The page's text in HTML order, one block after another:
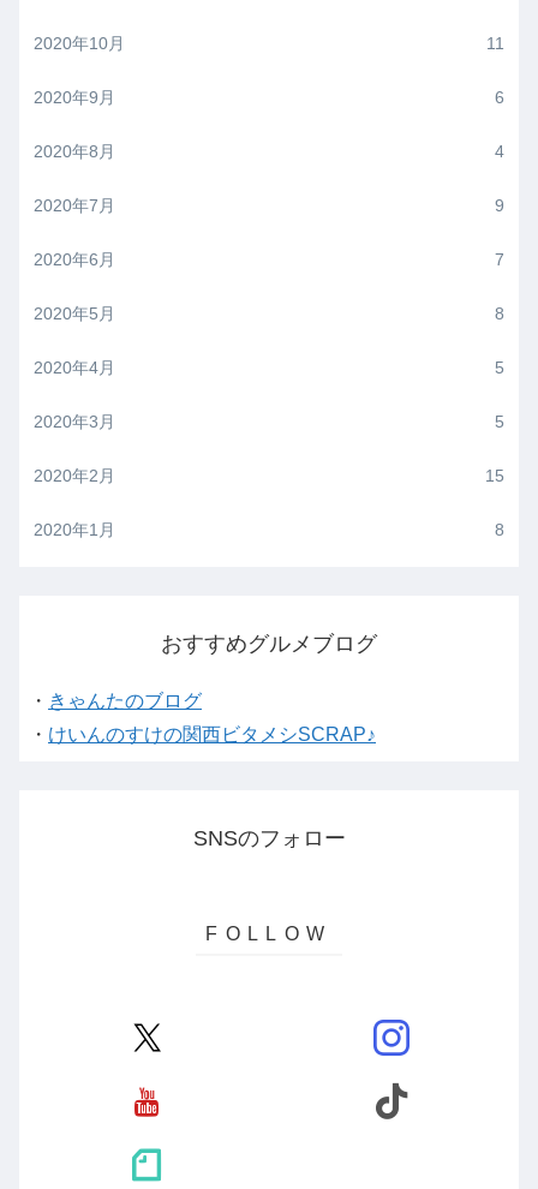
2020年10月 11
2020年9月 6
2020年8月 4
2020年7月 9
2020年6月 7
2020年5月 8
2020年4月 5
2020年3月 5
2020年2月 15
2020年1月 8
おすすめグルメブログ
・ きゃんたのブログ
・ けいんのすけの関西ビタメシSCRAP♪
SNSのフォロー